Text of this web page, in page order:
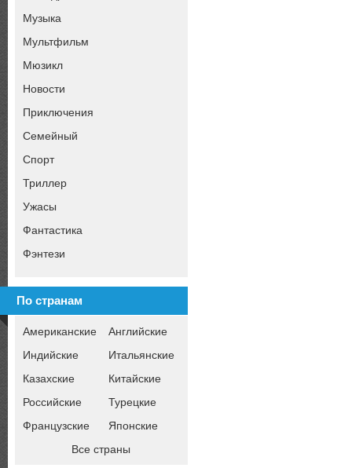
Музыка
Мультфильм
Мюзикл
Новости
Приключения
Семейный
Спорт
Триллер
Ужасы
Фантастика
Фэнтези
По странам
Американские
Английские
Индийские
Итальянские
Казахские
Китайские
Российские
Турецкие
Французские
Японские
Все страны